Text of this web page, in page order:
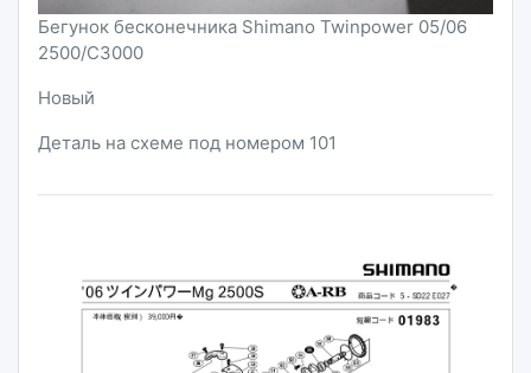
Бегунок бесконечника Shimano Twinpower 05/06
2500/C3000
Новый
Деталь на схеме под номером 101